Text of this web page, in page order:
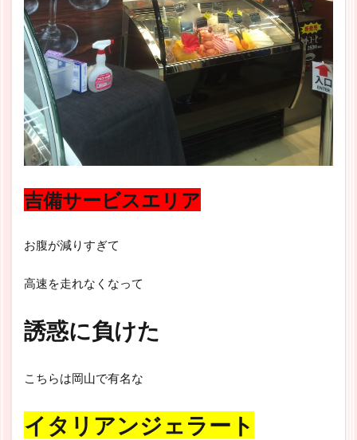
吉備サービスエリア
お腹が減りすぎて
高速を走れなくなって
誘惑に負けた
こちらは岡山で有名な
イタリアンジェラート